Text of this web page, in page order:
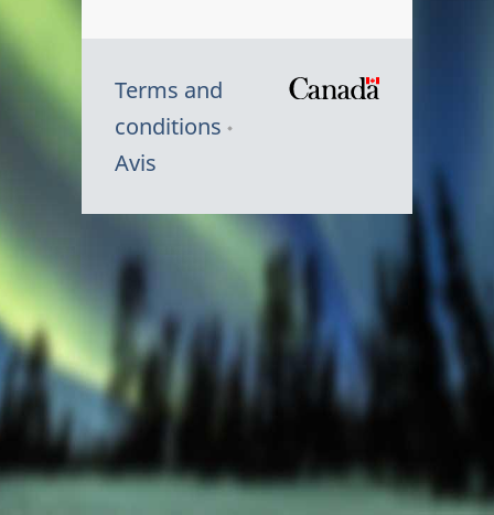
Terms and
conditions
Avis
Canada